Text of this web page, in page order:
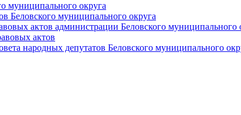
муниципального округа
Беловского муниципального округа
актов администрации Беловского муниципального
актов
народных депутатов Беловского муниципального